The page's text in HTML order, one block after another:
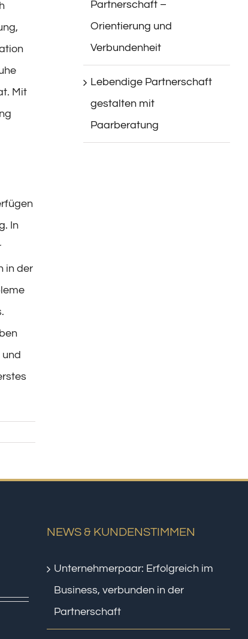
Mit
In
in der
und
Partnerschaft –
Orientierung und
Verbundenheit
Lebendige Partnerschaft
gestalten mit
Paarberatung
NEWS & KUNDENSTIMMEN
Unternehmerpaar: Erfolgreich im
Business, verbunden in der
Partnerschaft